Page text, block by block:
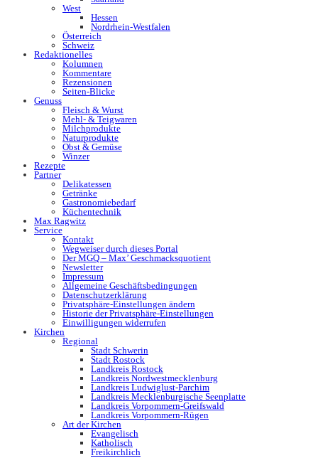
West
Hessen
Nordrhein-Westfalen
Österreich
Schweiz
Redaktionelles
Kolumnen
Kommentare
Rezensionen
Seiten-Blicke
Genuss
Fleisch & Wurst
Mehl- & Teigwaren
Milchprodukte
Naturprodukte
Obst & Gemüse
Winzer
Rezepte
Partner
Delikatessen
Getränke
Gastronomiebedarf
Küchentechnik
Max Ragwitz
Service
Kontakt
Wegweiser durch dieses Portal
Der MGQ – Max’ Geschmacksquotient
Newsletter
Impressum
Allgemeine Geschäftsbedingungen
Datenschutzerklärung
Privatsphäre-Einstellungen ändern
Historie der Privatsphäre-Einstellungen
Einwilligungen widerrufen
Kirchen
Regional
Stadt Schwerin
Stadt Rostock
Landkreis Rostock
Landkreis Nordwestmecklenburg
Landkreis Ludwiglust-Parchim
Landkreis Mecklenburgische Seenplatte
Landkreis Vorpommern-Greifswald
Landkreis Vorpommern-Rügen
Art der Kirchen
Evangelisch
Katholisch
Freikirchlich